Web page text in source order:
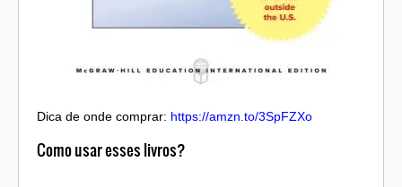
Dica de onde comprar: https://amzn.to/3SpFZXo
Como usar esses livros?